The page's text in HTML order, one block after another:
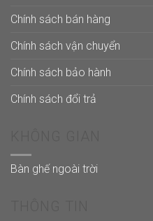
Chính sách bán hàng
Chính sách vận chuyển
Chính sách bảo hành
Chính sách đổi trả
Bàn ghế ngoài trời